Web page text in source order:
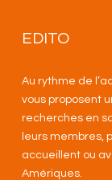
EDITO
Au rythme de
vous proposent
recherches en
leurs membres,
accueillent ou
Amériques.